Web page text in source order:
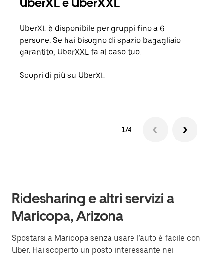
UberXL e UberXXL
UberXL è disponibile per gruppi fino a 6
persone. Se hai bisogno di spazio bagagliaio
garantito, UberXXL fa al caso tuo.
Scopri di più su UberXL
1/4
Ridesharing e altri servizi a
Maricopa, Arizona
Spostarsi a Maricopa senza usare l’auto è facile con
Uber. Hai scoperto un posto interessante nei